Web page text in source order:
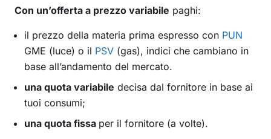
Con un’offerta a prezzo variabile paghi:
il prezzo della materia prima espresso con PUN
GME (luce) o il PSV (gas), indici che cambiano in
base all’andamento del mercato.
una quota variabile decisa dal fornitore in base ai
tuoi consumi;
una quota fissa per il fornitore (a volte).